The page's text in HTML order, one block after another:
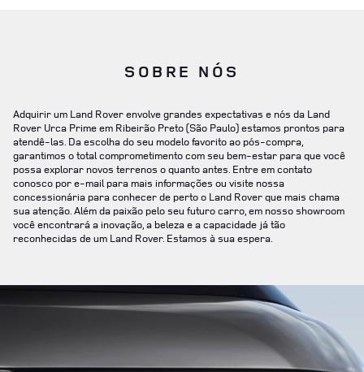
SOBRE NÓS
Adquirir um Land Rover envolve grandes expectativas e nós da Land
Rover Urca Prime em Ribeirão Preto (São Paulo) estamos prontos para
atendê-las. Da escolha do seu modelo favorito ao pós-compra,
garantimos o total comprometimento com seu bem-estar para que você
possa explorar novos terrenos o quanto antes. Entre em contato
conosco por e-mail para mais informações ou visite nossa
concessionária para conhecer de perto o Land Rover que mais chama
sua atenção. Além da paixão pelo seu futuro carro, em nosso showroom
você encontrará a inovação, a beleza e a capacidade já tão
reconhecidas de um Land Rover. Estamos à sua espera.